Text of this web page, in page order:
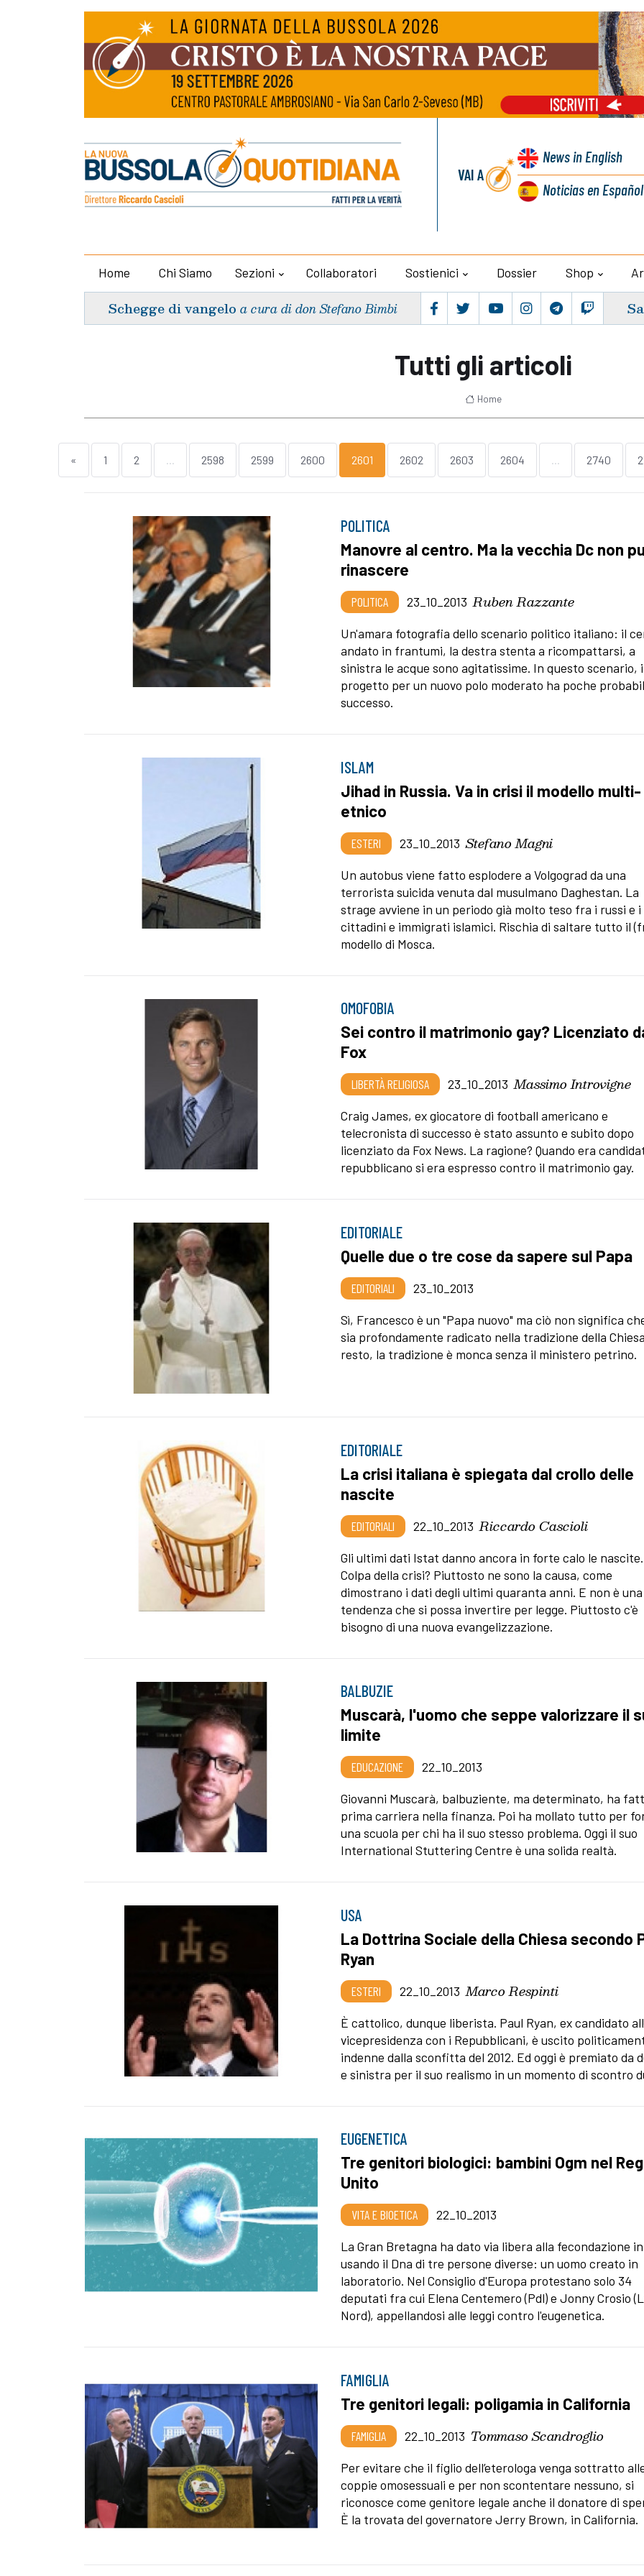
VAI A
Newsin English
Noticiasen Español
Home Chi Siamo Sezioni Collaboratori Sostienici Dossier Shop
Schegge di vangelo a cura di don Stefano Bimbi
Tutti gli articoli
Home
« 1 2 ... 2598 2599 2600 2601 2602 2603 2604 ... 2740
POLITICA
Manovre al centro. Ma la vecchia Dc non
rinascere
POLITICA 23_10_2013 Ruben Razzante
Un'amara fotografia dello scenario politico italiano: il
andato in frantumi, la destra stenta a ricompattarsi, a
sinistra le acque sono agitatissime. In questo scenario,
progetto per un nuovo polo moderato ha poche
successo.
ISLAM
Jihad in Russia. Va in crisi il modello multi-
etnico
ESTERI 23_10_2013 Stefano Magni
Un autobus viene fatto esplodere a Volgograd da una
terrorista suicida venuta dal musulmano Daghestan. La
strage avviene in un periodo già molto teso fra i russi e i
cittadini e immigrati islamici. Rischia di saltare tutto il
modello di Mosca.
OMOFOBIA
Sei contro il matrimonio gay? Licenziato
Fox
LIBERTÀ RELIGIOSA 23_10_2013 Massimo Introvigne
Craig James, ex giocatore di football americano e
telecronista di successo è stato assunto e subito dopo
licenziato da Fox News. La ragione? Quando era
repubblicano si era espresso contro il matrimonio gay.
EDITORIALE
Quelle due o tre cose da sapere sul Papa
EDITORIALI
23_10_2013
Sì, Francesco è un "Papa nuovo" ma ciò non significa
sia profondamente radicato nella tradizione della
resto, la tradizione è monca senza il ministero petrino.
EDITORIALE
La crisi italiana è spiegata dal crollo delle
nascite
EDITORIALI 22_10_2013 Riccardo Cascioli
Gli ultimi dati Istat danno ancora in forte calo le nascite.
Colpa della crisi? Piuttosto ne sono la causa, come
dimostrano i dati degli ultimi quaranta anni. E non è una
tendenza che si possa invertire per legge. Piuttosto c'è
bisogno di una nuova evangelizzazione.
BALBUZIE
Muscarà, l'uomo che seppe valorizzare il
limite
EDUCAZIONE
22_10_2013
Giovanni Muscarà, balbuziente, ma determinato, ha
prima carriera nella finanza. Poi ha mollato tutto per
una scuola per chi ha il suo stesso problema. Oggi il suo
International Stuttering Centre è una solida realtà.
USA
La Dottrina Sociale della Chiesa secondo
Ryan
ESTERI 22_10_2013 Marco Respinti
È cattolico, dunque liberista. Paul Ryan, ex candidato
vicepresidenza con i Repubblicani, è uscito
indenne dalla sconfitta del 2012. Ed oggi è premiato da
e sinistra per il suo realismo in un momento di scontro
EUGENETICA
Tre genitori biologici: bambini Ogm nel
Unito
VITA E BIOETICA
22_10_2013
La Gran Bretagna ha dato via libera alla fecondazione
usando il Dna di tre persone diverse: un uomo creato in
laboratorio. Nel Consiglio d'Europa protestano solo 34
deputati fra cui Elena Centemero (Pdl) e Jonny Crosio
Nord), appellandosi alle leggi contro l'eugenetica.
FAMIGLIA
Tre genitori legali: poligamia in California
FAMIGLIA 22_10_2013 Tommaso Scandroglio
Per evitare che il figlio dell’eterologa venga sottratto
coppie omosessuali e per non scontentare nessuno, si
riconosce come genitore legale anche il donatore di
È la trovata del governatore Jerry Brown, in California.